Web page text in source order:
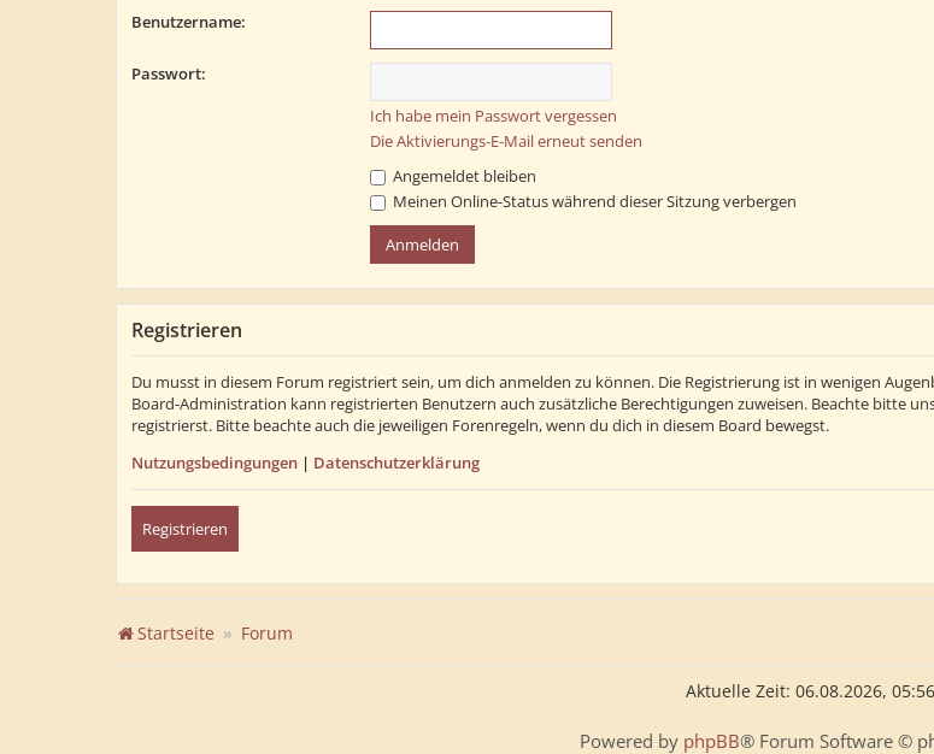
Benutzername:
Passwort:
Ich habe mein Passwort vergessen
Die Aktivierungs-E-Mail erneut senden
Angemeldet bleiben
Meinen Online-Status während dieser Sitzung verbergen
Registrieren
Du musst in diesem Forum registriert sein, um dich anmelden zu können. Die Registrierung ist in wenigen
Board-Administration kann registrierten Benutzern auch zusätzliche Berechtigungen zuweisen. Beachte bitte
registrierst. Bitte beachte auch die jeweiligen Forenregeln, wenn du dich in diesem Board bewegst.
Nutzungsbedingungen | Datenschutzerklärung
Registrieren
Startseite Forum
Aktuelle Zeit: 06.08.2026, 05:56
Powered by phpBB® Forum Software ©